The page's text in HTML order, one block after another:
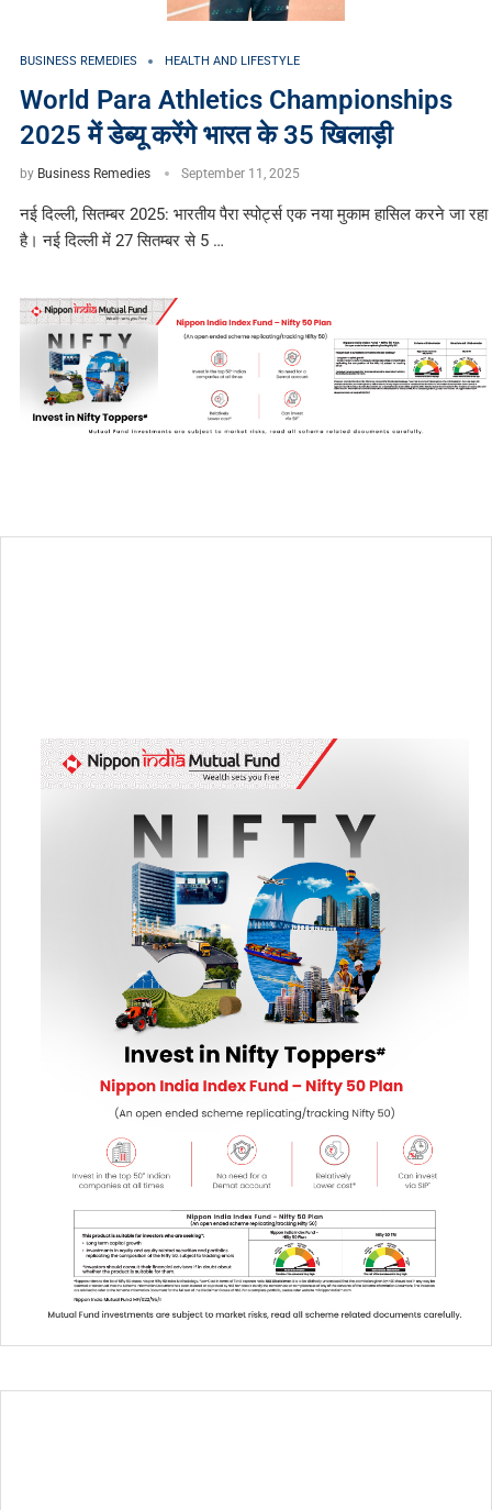
BUSINESS REMEDIES HEALTH AND LIFESTYLE
World Para Athletics Championships
2025 में डेब्यू करेंगे भारत के 35 खिलाड़ी
by Business Remedies September 11, 2025
नई दिल्ली, सितम्बर 2025: भारतीय पैरा स्पोर्ट्स एक नया मुकाम हासिल करने जा रहा
है। नई दिल्ली में 27 सितम्बर से 5 …